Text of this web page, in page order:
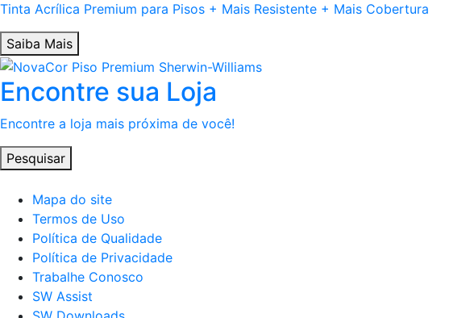
Tinta Acrílica Premium para Pisos + Mais Resistente + Mais Cobertura
Saiba Mais
Encontre sua Loja
Encontre a loja mais próxima de você!
Pesquisar
Mapa do site
Termos de Uso
Política de Qualidade
Política de Privacidade
Trabalhe Conosco
SW Assist